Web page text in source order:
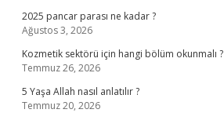
2025 pancar parası ne kadar ?
Ağustos 3, 2026
Kozmetik sektörü için hangi bölüm okunmalı ?
Temmuz 26, 2026
5 Yaşa Allah nasıl anlatılır ?
Temmuz 20, 2026